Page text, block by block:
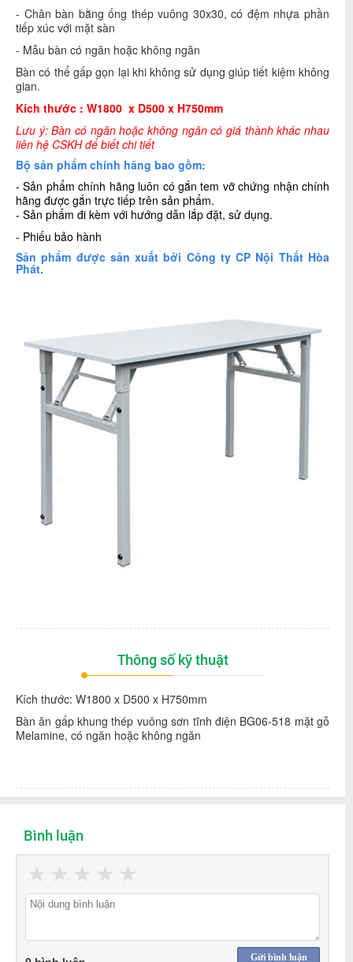
- Chân bàn bằng ống thép vuông 30x30, có đệm nhựa phần
tiếp xúc với mặt sàn
- Mẫu bàn có ngăn hoặc không ngăn
Bàn có thể gấp gọn lại khi không sử dụng giúp tiết kiệm không
gian.
Kích thước : W1800 x D500 x H750mm
Lưu ý: Bàn có ngăn hoặc không ngăn có giá thành khác nhau
liên hệ CSKH để biết chi tiết
Bộ sản phẩm chính hãng bao gồm:
- Sản phẩm chính hãng luôn có gắn tem vỡ chứng nhận chính
hãng được gắn trực tiếp trên sản phẩm.
- Sản phẩm đi kèm với hướng dẫn lắp đặt, sử dụng.
- Phiếu bảo hành
Sản phẩm được sản xuất bởi Công ty CP Nội Thất Hòa
Phát.
Thông số kỹ thuật
Kích thước: W1800 x D500 x H750mm
Bàn ăn gấp khung thép vuông sơn tĩnh điện BG06-518 mặt gỗ
Melamine, có ngăn hoặc không ngăn
Bình luận
★
★
★
★
★
Gửi bình luận